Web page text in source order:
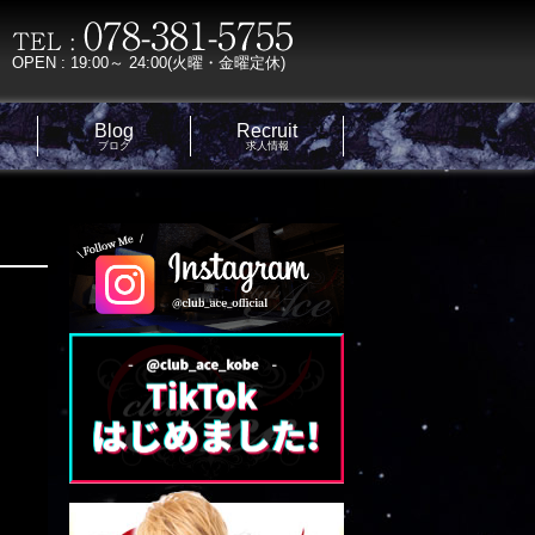
OPEN : 19:00～ 24:00(火曜・金曜定休)
Blog
ブログ
Recruit
求人情報